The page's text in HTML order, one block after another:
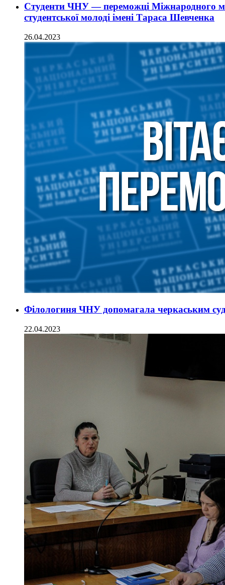
Студенти ЧНУ — переможці Міжнародного
студентської молоді імені Тараса Шевченка
26.04.2023
Філологиня ЧНУ допомагала черкаським
22.04.2023